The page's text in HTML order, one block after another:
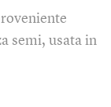
semi, usata in